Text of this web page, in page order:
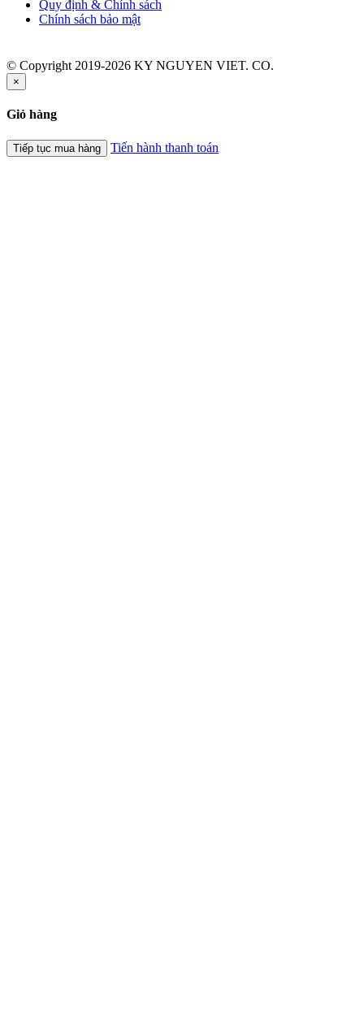
Quy định & Chính sách
Chính sách bảo mật
© Copyright 2019-2026 KY NGUYEN VIET. CO.
×
Giỏ hàng
Tiếp tục mua hàng Tiến hành thanh toán